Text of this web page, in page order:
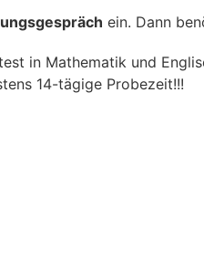
ein. Dann
in Mathematik und
14-tägige Probezeit!!!